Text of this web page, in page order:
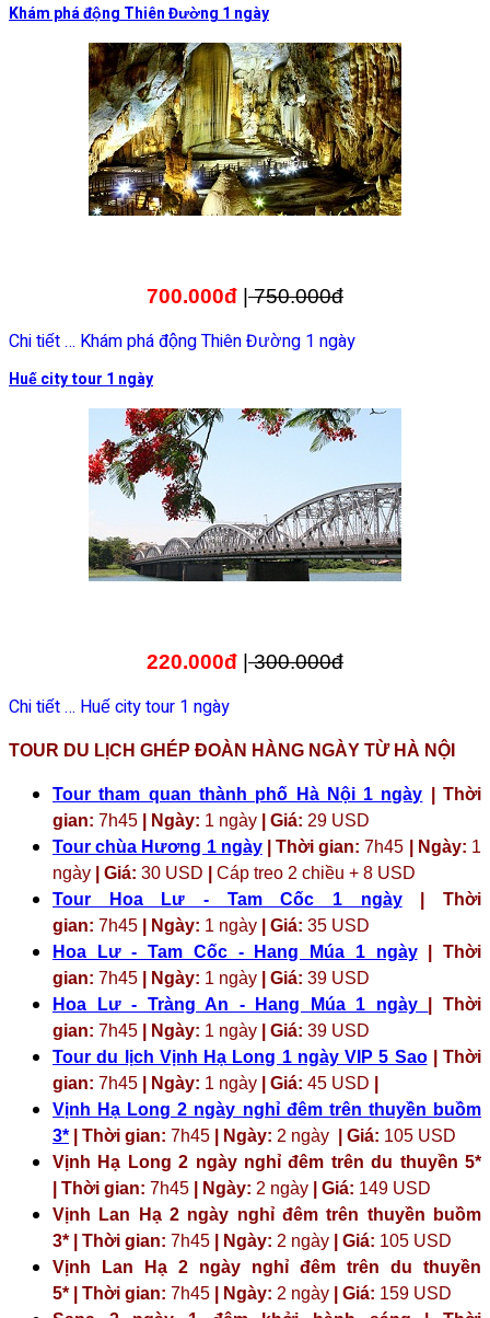
Khám phá động Thiên Đường 1 ngày
700.000đ 750.000đ
Chi tiết … Khám phá động Thiên Đường 1 ngày
Huế city tour 1 ngày
220.000đ |300.000đ
Chi tiết … Huế city tour 1 ngày
TOUR DU LỊCH GHÉP ĐOÀN HÀNG NGÀY TỪ HÀ NỘI
Tour tham quan thành phố Hà Nội 1 ngày | Thời
gian: 7h45 | Ngày: 1 ngày | Giá: 29 USD
Tour chùa Hương 1 ngày| Thời gian: 7h45 | Ngày: 1
ngày | Giá: 30 USD
Cáp treo 2 chiều + 8 USD
Tour Hoa Lư - Tam Cốc 1 ngày| Thời
gian: 7h45 | Ngày: 1 ngày | Giá: 35 USD
Hoa Lư - Tam Cốc - Hang Múa 1 ngày| Thời
gian: 7h45 | Ngày: 1 ngày | Giá: 39 USD
Hoa Lư - Tràng An - Hang Múa 1 ngày
| Thời
gian: 7h45 | Ngày: 1 ngày | Giá: 39 USD
Tour du lịch Vịnh Hạ Long 1 ngày VIP 5 Sao| Thời
gian: 7h45 | Ngày: 1 ngày | Giá: 45 USD
Vịnh Hạ Long 2 ngày nghỉ đêm trên thuyền buồm
3* | Thời gian: 7h45 | Ngày: 2 ngày | Giá: 105 USD
Vịnh Hạ Long 2 ngày nghỉ đêm trên du thuyền 5*
| Thời gian: 7h45 | Ngày: 2 ngày | Giá: 149 USD
Vịnh Lan Hạ 2 ngày nghỉ đêm trên thuyền buồm
3* | Thời gian: 7h45 | Ngày: 2 ngày | Giá: 105 USD
Vịnh Lan Hạ 2 ngày nghỉ đêm trên du thuyền
5* | Thời gian: 7h45 | Ngày: 2 ngày | Giá: 159 USD